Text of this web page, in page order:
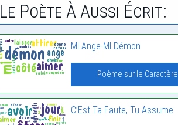
Le Poète À Aussi Écrit:
MI Ange-MI Démon
Poème sur le Caractère
C’Est Ta Faute, Tu Assume